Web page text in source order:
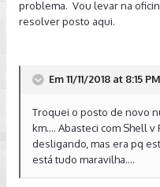
sumiu (suponho que se
voltou mais.
Não sei se é o teu caso,
sentia uma falha/perda
Mas de repente pode ter
câmara de combustão e/
problema. Vou levar na
resolver posto aqui.
Em 11/11/2018 at 8:15
Troquei o posto de novo
km.... Abasteci com Shell
desligando, mas era pq
está tudo maravilha....